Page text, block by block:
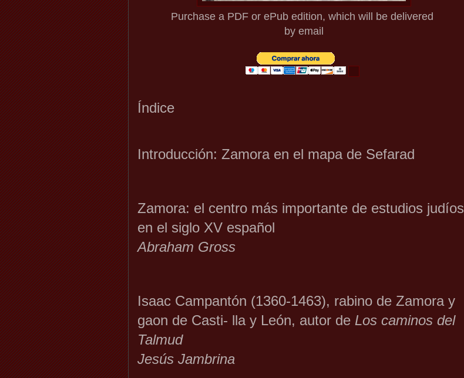
Purchase a PDF or ePub edition, which will be delivered
by email
Índice
Introducción: Zamora en el mapa de Sefarad
Zamora: el centro más importante de estudios judíos
en el siglo XV español
Abraham Gross
Isaac Campantón (1360-1463), rabino de Zamora y
gaon de Casti- lla y León, autor de Los caminos del
Talmud
Jesús Jambrina